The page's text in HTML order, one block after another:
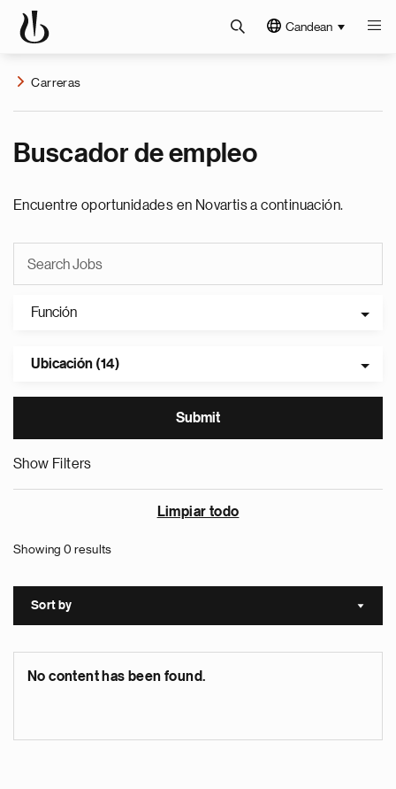
Candean
Carreras
Buscador de empleo
Encuentre oportunidades en Novartis a continuación.
Función
Ubicación (14)
Show Filters
Limpiar todo
Showing 0 results
Sort by Sort
No content has been found.